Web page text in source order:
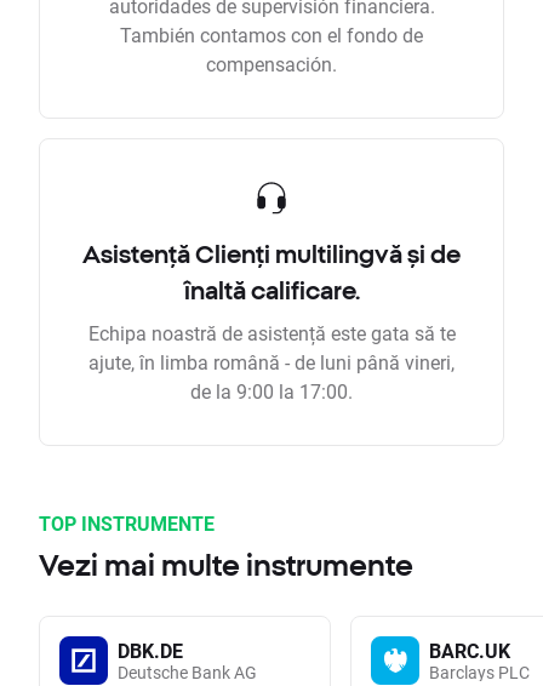
autoridades de supervisión financiera.
También contamos con el fondo de
compensación.
Asistență Clienți multilingvă și de
înaltă calificare.
Echipa noastră de asistență este gata să te
ajute, în limba română - de luni până vineri,
de la 9:00 la 17:00.
TOP INSTRUMENTE
Vezi mai multe instrumente
DBK.DE
Deutsche Bank AG
BARC.UK
Barclays PLC